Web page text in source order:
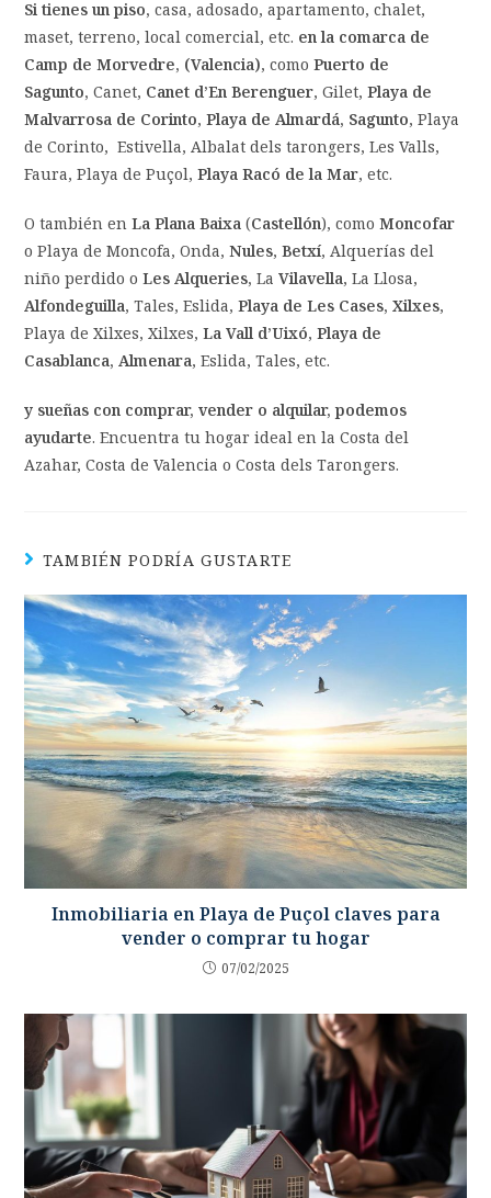
Si tienes un piso, casa, adosado, apartamento, chalet,
maset, terreno, local comercial, etc. en la comarca de
Camp de Morvedre, (Valencia), comoPuerto de
Sagunto, Canet, Canet d’En Berenguer, Gilet,Playa de
Malvarrosa de Corinto,Playa de Almardá, Sagunto, Playa
de Corinto, Estivella, Albalat dels tarongers, Les Valls,
Faura, Playa de Puçol,Playa Racó de la Mar, etc.
O también enLa Plana Baixa (Castellón), comoMoncofar
o Playa de Moncofa, Onda,Nules,Betxí, Alquerías del
niño perdido oLes Alqueries, LaVilavella, La Llosa,
Alfondeguilla, Tales, Eslida,Playa de Les Cases, Xilxes,
Playa de Xilxes, Xilxes,La Vall d’Uixó,Playa de
Casablanca, Almenara, Eslida, Tales, etc.
y sueñas con comprar, vender o alquilar, podemos
ayudarte. Encuentra tu hogar ideal en la Costa del
Azahar, Costa de Valencia o Costa dels Tarongers.
TAMBIÉN PODRÍA GUSTARTE
Inmobiliaria en Playa de Puçol claves para
vender o comprar tu hogar
07/02/2025